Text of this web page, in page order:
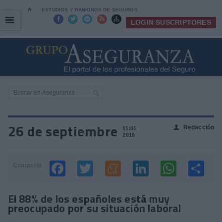
⌂ ESTUDIOS Y RANKINGS DE SEGUROS
     LOGIN SUSCRIPTORES
☰
☰
26 de septiembre
11:01
2016
👤 Redacción
El 88% de los españoles está muy
preocupado por su situación laboral